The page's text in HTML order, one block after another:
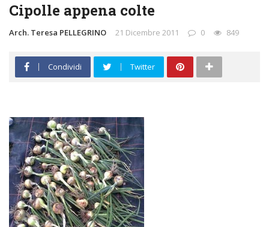
Cipolle appena colte
Arch. Teresa PELLEGRINO 21 Dicembre 2011 0 849
Condividi Twitter